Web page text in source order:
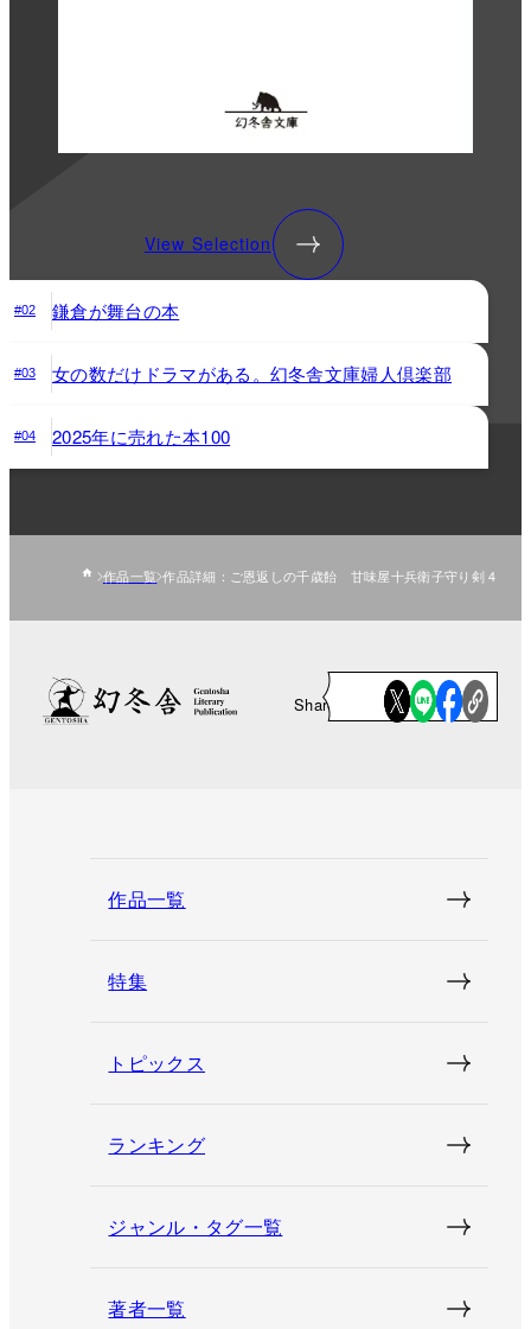
View Selection
#02 鎌倉が舞台の本
#03 女の数だけドラマがある。幻冬舎文庫婦人倶楽部
#04 2025年に売れた本100
作品一覧 作品詳細：ご恩返しの千歳飴 甘味屋十兵衛子守り剣 4
Share
作品一覧
特集
トピックス
ランキング
ジャンル・タグ一覧
著者一覧